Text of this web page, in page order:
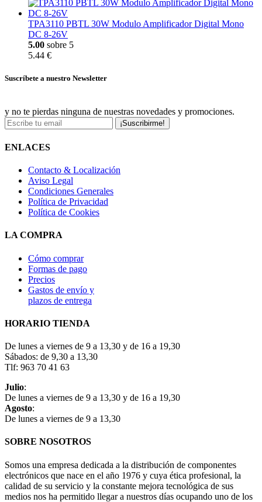
TPA3110 PBTL 30W Modulo Amplificador Digital Mono
DC 8-26V
5.00 sobre 5
5.44 €
Suscríbete a nuestro Newsletter
y no te pierdas ninguna de nuestras novedades y promociones.
¡Suscribirme!
ENLACES
Contacto & Localización
Aviso Legal
Condiciones Generales
Política de Privacidad
Política de Cookies
LA COMPRA
Cómo comprar
Formas de pago
Precios
Gastos de envío y
plazos de entrega
HORARIO TIENDA
De lunes a viernes de 9 a 13,30 y de 16 a 19,30
Sábados: de 9,30 a 13,30
Tlf: 963 70 41 63
Julio:
De lunes a viernes de 9 a 13,30 y de 16 a 19,30
Agosto:
De lunes a viernes de 9 a 13,30
SOBRE NOSOTROS
Somos una empresa dedicada a la distribución de componentes
electrónicos que nace en el año 1976 y cuya ética profesional, la
calidad de su servicio y la constante mejora tecnológica de sus
medios nos ha permitido llegar a nuestros días ocupando uno de los